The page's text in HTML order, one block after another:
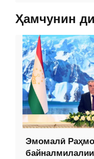
Ҳамчунин
Эмомалӣ